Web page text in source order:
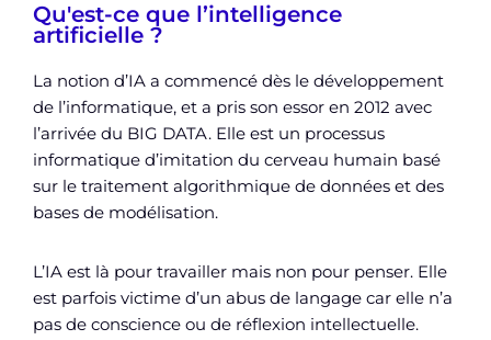
Qu'est-ce que l’intelligence
artificielle ?
La notion d’IA a commencé dès le développement
de l’informatique, et a pris son essor en 2012 avec
l’arrivée du BIG DATA. Elle est un processus
informatique d’imitation du cerveau humain basé
sur le traitement algorithmique de données et des
bases de modélisation.
L’IA est là pour travailler mais non pour penser. Elle
est parfois victime d’un abus de langage car elle n’a
pas de conscience ou de réflexion intellectuelle.